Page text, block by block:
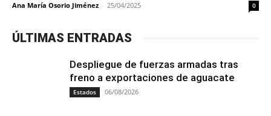
Ana María Osorio Jiménez - 25/04/2025 0
ÚLTIMAS ENTRADAS
Despliegue de fuerzas armadas tras
freno a exportaciones de aguacate
Estados 06/08/2026